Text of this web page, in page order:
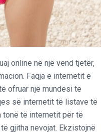
online në një vend tjetër,
Faqja e internetit e
ofruar një mundësi të
së internetit të listave të
tonë të internetit për të
gjitha nevojat. Ekzistojnë